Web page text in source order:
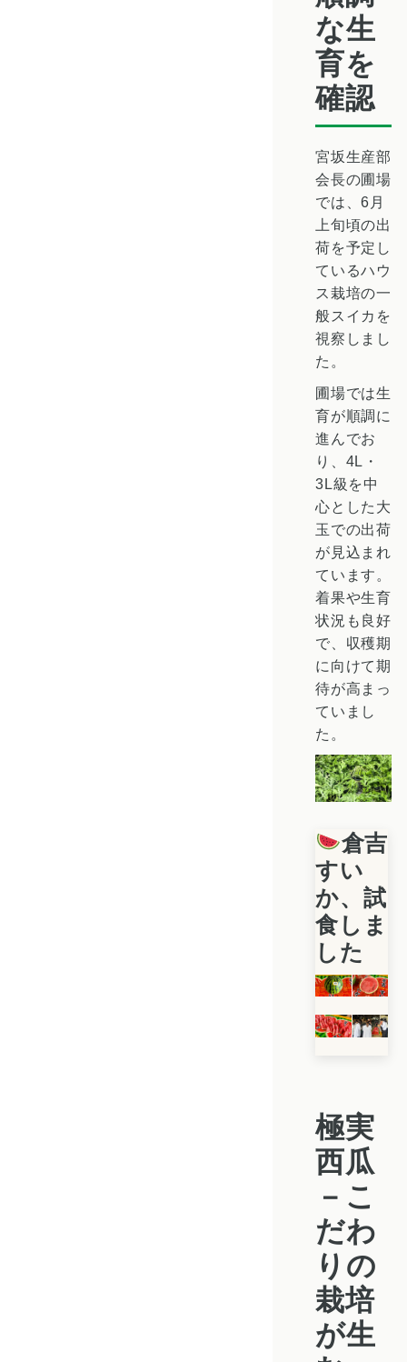
な生
育を
確認
宮坂生産部
会長の圃場
では、6月
上旬頃の出
荷を予定し
ているハウ
ス栽培の一
般スイカを
視察しまし
た。
圃場では生
育が順調に
進んでお
り、4L・
3L級を中
心とした大
玉での出荷
が見込まれ
ています。
着果や生育
状況も良好
で、収穫期
に向けて期
待が高まっ
ていまし
た。
倉吉
すい
か、試
食しま
した
極実
西瓜
－こ
だわ
りの
栽培
が生